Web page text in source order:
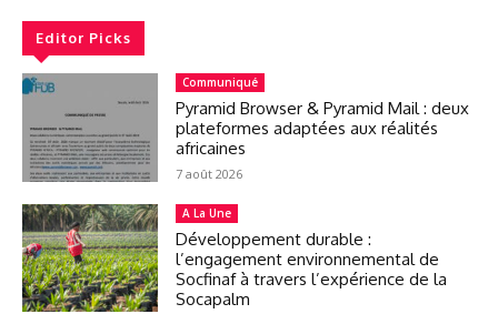
Editor Picks
Communiqué
Pyramid Browser & Pyramid Mail : deux
plateformes adaptées aux réalités
africaines
7 août 2026
A La Une
Développement durable :
l’engagement environnemental de
Socfinaf à travers l’expérience de la
Socapalm